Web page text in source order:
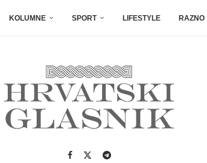
KOLUMNE SPORT LIFESTYLE RAZNO